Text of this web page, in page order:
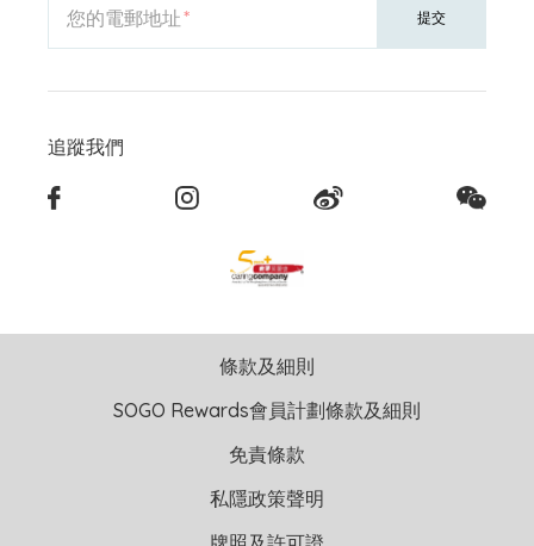
您的電郵地址 提交
追蹤我們
條款及細則
SOGO Rewards會員計劃條款及細則
免責條款
私隱政策聲明